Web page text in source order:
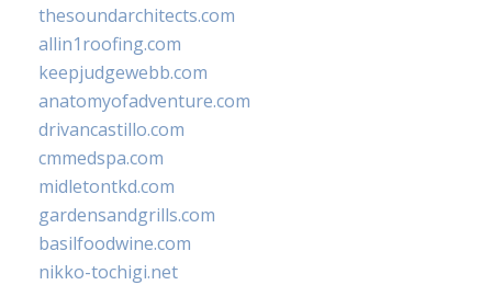
thesoundarchitects.com
allin1roofing.com
keepjudgewebb.com
anatomyofadventure.com
drivancastillo.com
cmmedspa.com
midletontkd.com
gardensandgrills.com
basilfoodwine.com
nikko-tochigi.net